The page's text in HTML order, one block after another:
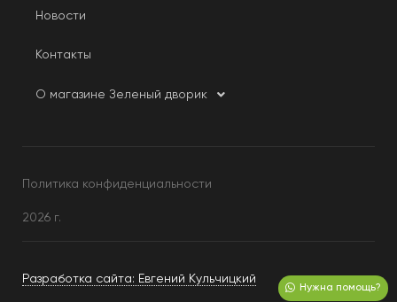
Новости
Контакты
О магазине Зеленый дворик
Политика конфиденциальности
2026 г.
Разработка сайта: Евгений Кульчицкий
Нужна помощь?